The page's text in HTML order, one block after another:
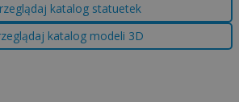
katalog statuetek
katalog modeli 3D